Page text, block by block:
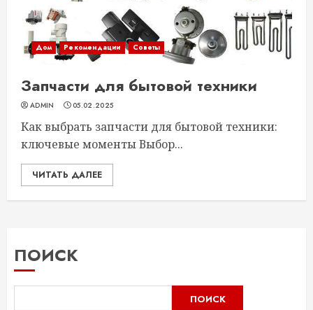
Дом Рекомендации Советы
Запчасти для бытовой техники
ADMIN 05.02.2025
Как выбрать запчасти для бытовой техники:
ключевые моменты Выбор...
ЧИТАТЬ ДАЛЕЕ
ПОИСК
ПОИСК